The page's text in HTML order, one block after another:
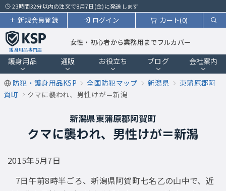
23時間32分以内の注文で8月7日(金)に発送します
カート(0)
ログイン
新規会員登録
護身用品専門店
女性・初心者から業務用までフルカバー
護身用品 通販 お役立ち ブログ 会社案内
防犯・護身用品KSP 全国防犯マップ 新潟県
東蒲原郡阿
賀町
クマに襲われ、男性けが＝新潟
新潟県東蒲原郡阿賀町
クマに襲われ、男性けが＝新潟
2015年5月7日
7日午前8時半ごろ、新潟県阿賀町七名乙の山中で、近